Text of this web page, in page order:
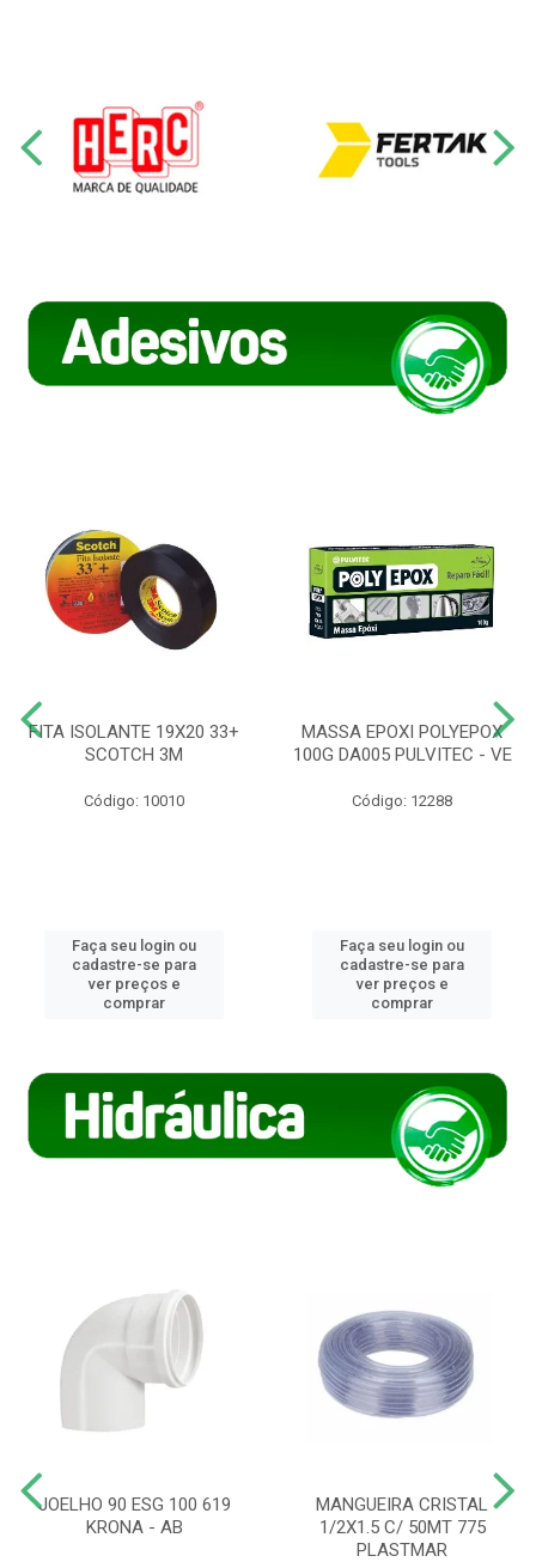
FITA ISOLANTE 19X20 33+
SCOTCH 3M
Código: 10010
Faça seu login ou
cadastre-se para
ver preços e
comprar
MASSA EPOXI POLYEPOX
100G DA005 PULVITEC - VE
Código: 12288
Faça seu login ou
cadastre-se para
ver preços e
comprar
JOELHO 90 ESG 100 619
KRONA - AB
MANGUEIRA CRISTAL
1/2X1.5 C/ 50MT 775
PLASTMAR